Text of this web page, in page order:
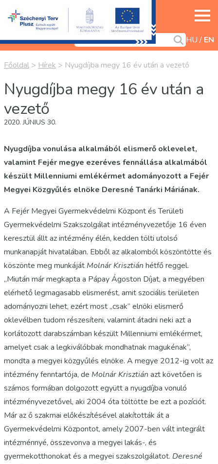
HU EN
Főoldal > Hírek > Nyugdíjba megy 16 év után a vezető
Nyugdíjba megy 16 év után a
vezető
2020. JÚNIUS 30.
Nyugdíjba vonulása alkalmából elismerő oklevelet,
valamint Fejér megye ezeréves fennállása alkalmából
készült Millenniumi emlékérmet adományozott a Fejér
Megyei Közgyűlés elnöke Deresné Tanárki Máriának.
A Fejér Megyei Gyermekvédelmi Központ és Területi
Gyermekvédelmi Szakszolgálat intézményvezetője 16 éven
keresztül állt az intézmény élén, kedden tölti utolsó
munkanapját hivatalában. Ebből az alkalomból köszöntötte és
köszönte meg munkáját Molnár Krisztián hétfő reggel.
„Miután már megkapta a Pápay Ágoston Díjat, a megyében
elérhető legmagasabb elismerést, amit szociális területen
adományozni lehet, ezért most „csak” elnöki elismerő
oklevélben tudom részesíteni, valamint átadni neki azt a
korlátozott darabszámban készült Millenniumi emlékérmet,
amelyet csak a legkiválóbbak mondhatnak magukénak”,
mondta a megyei közgyűlés elnöke. A megye 2012-ig volt az
intézmény fenntartója, de Molnár Krisztián azt követően is
számos formában dolgozott együtt a nyugdíjba vonuló
intézményvezetővel, aki 2004 óta töltötte be ezt a pozíciót.
Már az ő szakmai előkészítésével alakították át a
Gyermekvédelmi Központot, amely 2007-ben vált integrált
intézménnyé, összevonva a megyei lakás-, és
gyermekotthonokat és a megyei szakszolgálatot. Deresné